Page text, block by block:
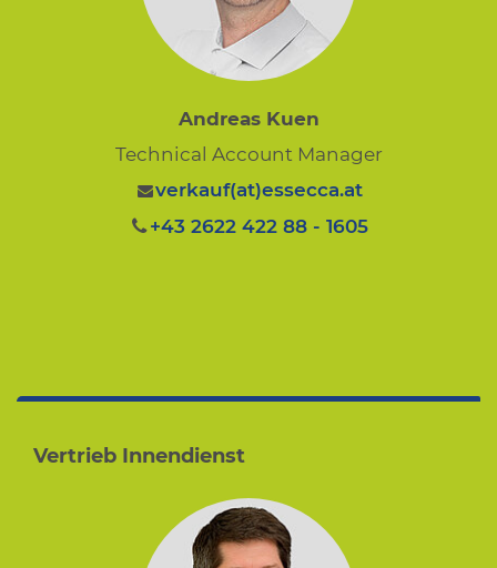
Andreas Kuen
Technical Account Manager
verkauf(at)essecca.at
+43 2622 422 88 - 1605
Vertrieb Innendienst